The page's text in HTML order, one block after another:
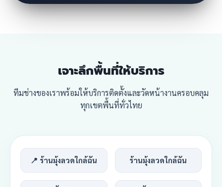
เจาะลึกพื้นที่ให้บริการ
ทีมช่างของเราพร้อมให้บริการติดตั้งและวัดหน้างานครอบคลุม
ทุกเขตพื้นที่ทั่วไทย
📍 ร้านมุ้งลวดใกล้ฉัน ร้านมุ้งลวดใกล้ฉัน